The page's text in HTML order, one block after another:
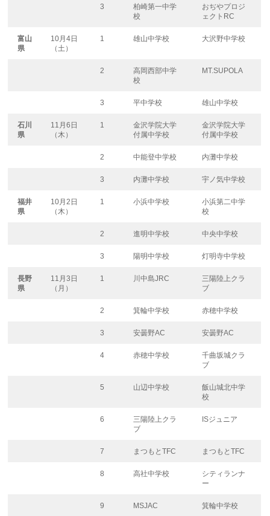
3
柏崎第一中学
校
おぢやプロジ
ェクトRC
富山
県
10月4日
（土）
1 雄山中学校 大沢野中学校
2
高岡西部中学
校
MT.SUPOLA
3 平中学校 雄山中学校
石川
県
11月6日
（木）
1
金沢学院大学
付属中学校
金沢学院大学
付属中学校
2 中能登中学校 内灘中学校
3 内灘中学校 宇ノ気中学校
福井
県
10月2日
（木）
1 小浜中学校
小浜第二中学
校
2 進明中学校 中央中学校
3 陽明中学校 灯明寺中学校
長野
県
11月3日
（月）
1 川中島JRC
三陽陸上クラ
ブ
2 箕輪中学校 赤穂中学校
3 安曇野AC 安曇野AC
4 赤穂中学校
千曲坂城クラ
ブ
5 山辺中学校
飯山城北中学
校
6
三陽陸上クラ
ブ
ISジュニア
7 まつもとTFC まつもとTFC
8 高社中学校
シティランナ
ー
9 MSJAC 箕輪中学校